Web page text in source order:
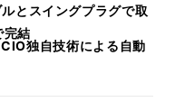
とスイングプラグで取
完結
独自技術による自動